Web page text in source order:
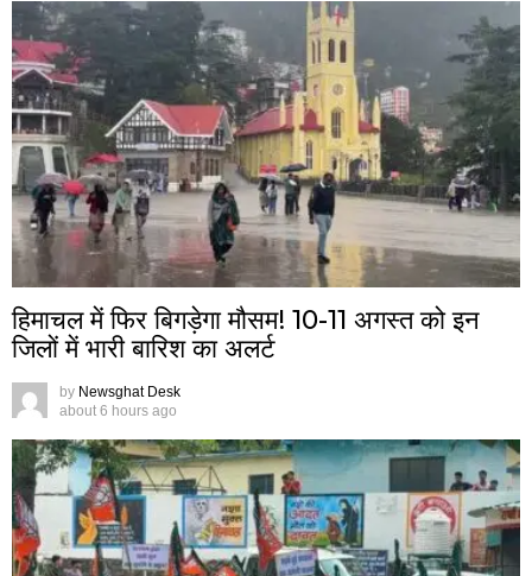
हिमाचल में फिर बिगड़ेगा मौसम! 10-11 अगस्त को इन
जिलों में भारी बारिश का अलर्ट
by Newsghat Desk
about 6 hours ago